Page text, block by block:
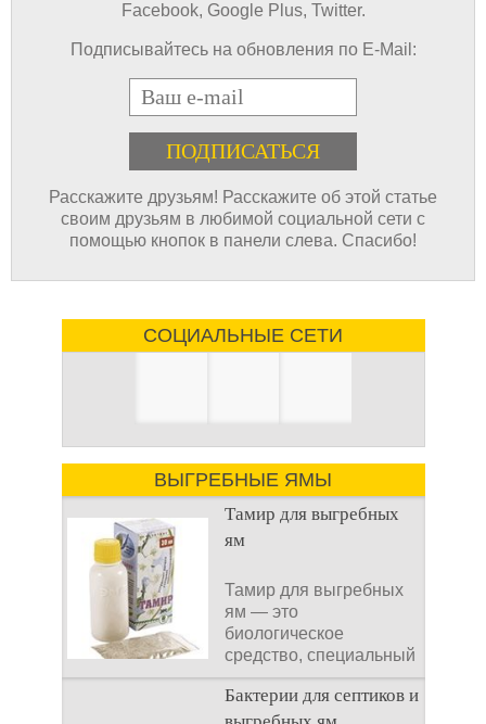
Facebook, Google Plus, Twitter.
Подписывайтесь на обновления по E-Mail:
E-mail
Расскажите друзьям! Расскажите об этой статье
своим друзьям в любимой социальной сети с
помощью кнопок в панели слева. Спасибо!
СОЦИАЛЬНЫЕ СЕТИ
ВЫГРЕБНЫЕ ЯМЫ
Тамир для выгребных
ям
Тамир для выгребных
ям — это
биологическое
средство, специальный
концентрат, который
используется
Бактерии для септиков и